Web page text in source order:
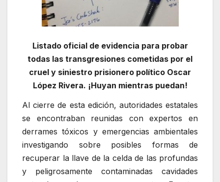
Listado oficial de evidencia para probar
todas las transgresiones cometidas por el
cruel y siniestro prisionero político Oscar
López Rivera. ¡Huyan mientras puedan!
Al cierre de esta edición, autoridades estatales
se encontraban reunidas con expertos en
derrames tóxicos y emergencias ambientales
investigando sobre posibles formas de
recuperar la llave de la celda de las profundas
y peligrosamente contaminadas cavidades